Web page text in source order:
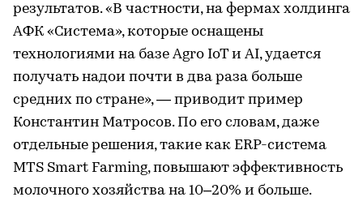
результатов. «В частности, на фермах холдинга
АФК «Система», которые оснащены
технологиями на базе Agro IoT и AI, удается
получать надои почти в два раза больше
средних по стране», — приводит пример
Константин Матросов. По его словам, даже
отдельные решения, такие как ERP-система
MTS Smart Farming, повышают эффективность
молочного хозяйства на 10–20% и больше.